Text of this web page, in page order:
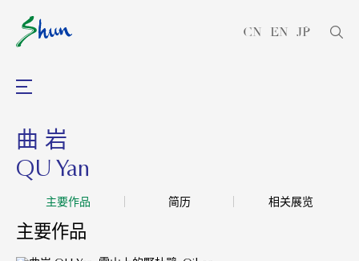
CN EN JP
曲 岩
QU Yan
主要作品 简历 相关展览
主要作品